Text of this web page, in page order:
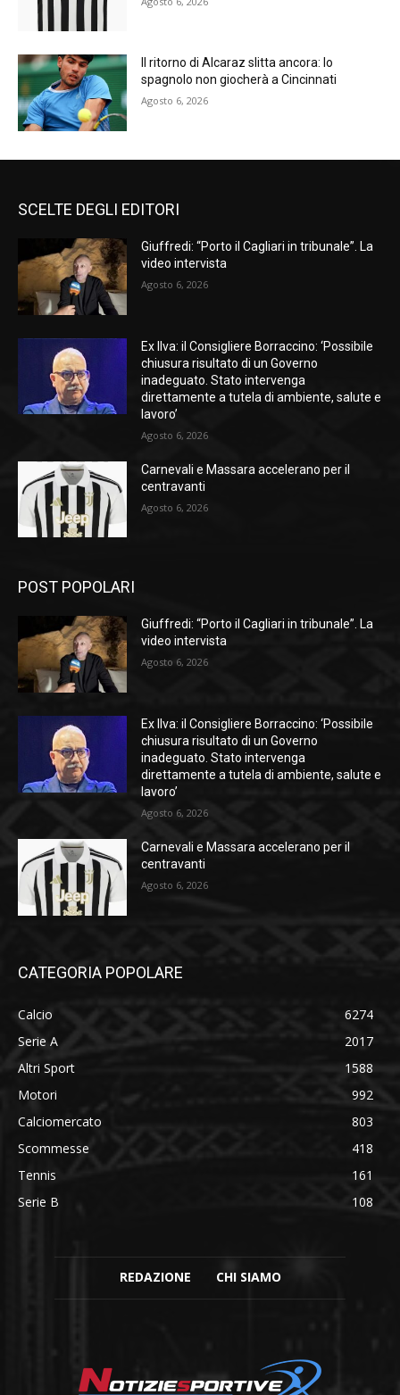
Il ritorno di Alcaraz slitta ancora: lo
spagnolo non giocherà a Cincinnati
Agosto 6, 2026
SCELTE DEGLI EDITORI
Giuffredi: “Porto il Cagliari in tribunale”. La
video intervista
Agosto 6, 2026
Ex Ilva: il Consigliere Borraccino: ‘Possibile
chiusura risultato di un Governo
inadeguato. Stato intervenga
direttamente a tutela di ambiente, salute e
lavoro’
Agosto 6, 2026
Carnevali e Massara accelerano per il
centravanti
Agosto 6, 2026
POST POPOLARI
Giuffredi: “Porto il Cagliari in tribunale”. La
video intervista
Agosto 6, 2026
Ex Ilva: il Consigliere Borraccino: ‘Possibile
chiusura risultato di un Governo
inadeguato. Stato intervenga
direttamente a tutela di ambiente, salute e
lavoro’
Agosto 6, 2026
Carnevali e Massara accelerano per il
centravanti
Agosto 6, 2026
CATEGORIA POPOLARE
Calcio
6274
Serie A
2017
Altri Sport
1588
Motori
992
Calciomercato
803
Scommesse
418
Tennis
161
Serie B
108
REDAZIONE CHI SIAMO